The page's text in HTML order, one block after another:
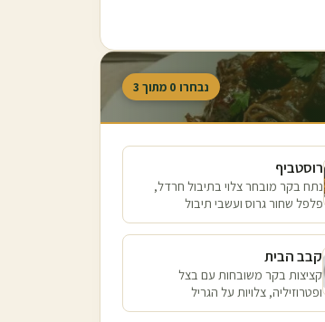
נבחרו 0 מתוך 3
רוסטביף
נתח בקר מובחר צלוי בתיבול חרדל,
פלפל שחור גרוס ועשבי תיבול
קבב הבית
קציצות בקר משובחות עם בצל
ופטרוזיליה, צלויות על הגריל